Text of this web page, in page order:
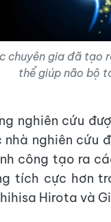
chuyên gia đã tạo
thể giúp não bộ
nghiên cứu
nhà nghiên cứu
công tạo ra
tích cực hơn
Hirota và